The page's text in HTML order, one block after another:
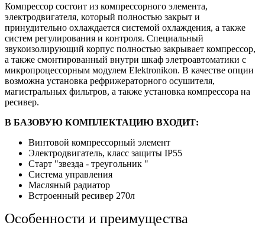
Компрессор состоит из компрессорного элемента,
электродвигателя, который полностью закрыт и
принудительно охлаждается системой охлаждения, а также
систем регулирования и контроля. Специальный
звукоизолирующий корпус полностью закрывает компрессор,
а также смонтированный внутри шкаф элетроавтоматики с
микропроцессорным модулем Elektronikon. В качестве опции
возможна установка рефрижераторного осушителя,
магистральных фильтров, а также установка компрессора на
ресивер.
В БАЗОВУЮ КОМПЛЕКТАЦИЮ ВХОДИТ:
Винтовой компрессорный элемент
Электродвигатель, класс защиты IP55
Старт "звезда - треугольник "
Система управления
Масляный радиатор
Встроенный ресивер 270л
Особенности и преимущества